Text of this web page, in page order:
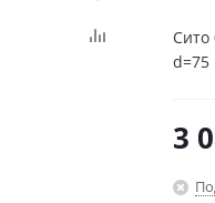
Сито
d=75
3